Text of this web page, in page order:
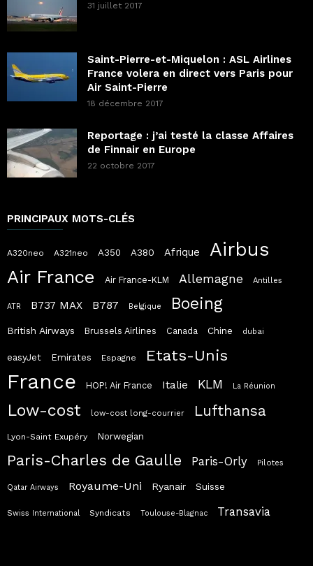
31 juillet 2017
Saint-Pierre-et-Miquelon : ASL Airlines
France volera en direct vers Paris pour
Air Saint-Pierre
18 décembre 2017
Reportage : j’ai testé la classe Affaires
de Finnair en Europe
22 octobre 2017
PRINCIPAUX MOTS-CLÉS
A320neo A321neo A350 A380 Afrique Airbus
Air France Air France-KLM Allemagne Antilles
ATR B737 MAX B787 Belgique Boeing
British Airways Brussels Airlines Canada Chine dubai
easyJet Emirates Espagne Etats-Unis
France HOP! Air France Italie KLM La Réunion
Low-cost low-cost long-courrier Lufthansa
Lyon-Saint Exupéry Norwegian
Paris-Charles de Gaulle Paris-Orly Pilotes
Qatar Airways Royaume-Uni Ryanair Suisse
Swiss International Syndicats Toulouse-Blagnac Transavia